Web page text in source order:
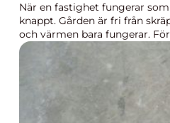
När en fastighet fungerar
knappt. Gården är fri från
och värmen bara fungerar.